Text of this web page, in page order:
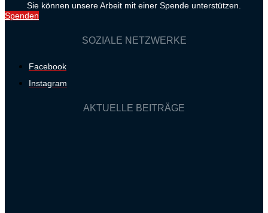
Sie können unsere Arbeit mit einer Spende unterstützen.
Spenden
SOZIALE NETZWERKE
Facebook
Instagram
AKTUELLE BEITRÄGE